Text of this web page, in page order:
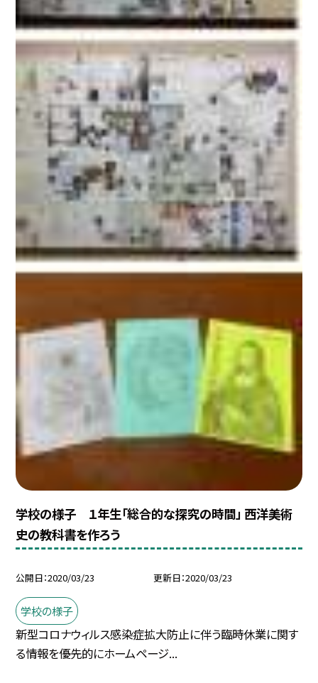
学校の様子 １年生「総合的な探究の時間」 西洋美術
史の教科書を作ろう
公開日 2020/03/23 更新日 2020/03/23
学校の様子
新型コロナウィルス感染症拡大防止に伴う臨時休業に関す
る情報を優先的にホームページ...